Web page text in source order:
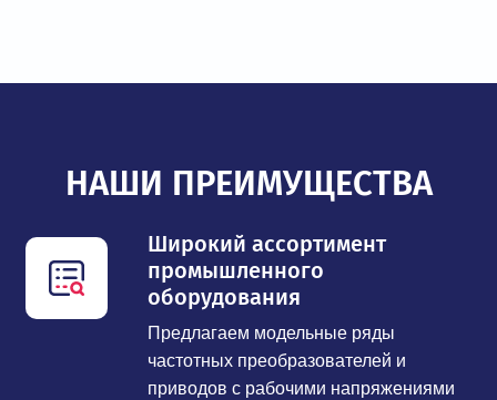
НАШИ ПРЕИМУЩЕСТВА
Широкий ассортимент
промышленного
оборудования
Предлагаем модельные ряды
частотных преобразователей и
приводов с рабочими напряжениями